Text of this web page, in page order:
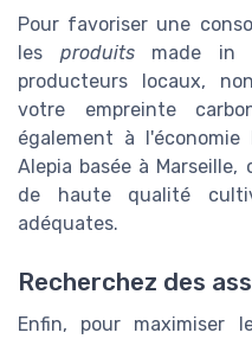
Pour favoriser une
les produitsmade in
producteurs locaux,
votre empreinte
également à l'économie
Alepia basée à
de haute qualité
adéquates.
Recherchez des
Enfin, pour maximiser